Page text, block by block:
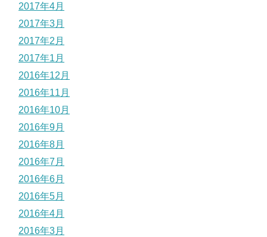
2017年4月
2017年3月
2017年2月
2017年1月
2016年12月
2016年11月
2016年10月
2016年9月
2016年8月
2016年7月
2016年6月
2016年5月
2016年4月
2016年3月